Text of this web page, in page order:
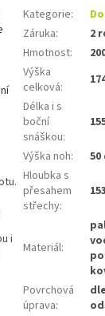
i
Kategorie:
Záruka:
2
Hmotnost:
Výška
celková:
Délka i s
boční
snáškou:
Výška noh:
50
Hloubka s
přesahem
střechy:
Materiál:
Povrchová
úprava: